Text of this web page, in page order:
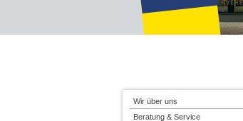
Wir über uns
Beratung & Service